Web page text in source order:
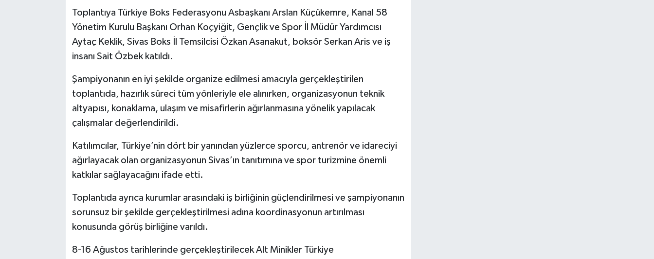
Toplantıya Türkiye Boks Federasyonu Asbaşkanı Arslan Küçükemre, Kanal 58
Yönetim Kurulu Başkanı Orhan Koçyiğit, Gençlik ve Spor İl Müdür Yardımcısı
Aytaç Keklik, Sivas Boks İl Temsilcisi Özkan Asanakut, boksör Serkan Aris ve iş
insanı Sait Özbek katıldı.
Şampiyonanın en iyi şekilde organize edilmesi amacıyla gerçekleştirilen
toplantıda, hazırlık süreci tüm yönleriyle ele alınırken, organizasyonun teknik
altyapısı, konaklama, ulaşım ve misafirlerin ağırlanmasına yönelik yapılacak
çalışmalar değerlendirildi.
Katılımcılar, Türkiye’nin dört bir yanından yüzlerce sporcu, antrenör ve idareciyi
ağırlayacak olan organizasyonun Sivas’ın tanıtımına ve spor turizmine önemli
katkılar sağlayacağını ifade etti.
Toplantıda ayrıca kurumlar arasındaki iş birliğinin güçlendirilmesi ve şampiyonanın
sorunsuz bir şekilde gerçekleştirilmesi adına koordinasyonun artırılması
konusunda görüş birliğine varıldı.
8-16 Ağustos tarihlerinde gerçekleştirilecek Alt Minikler Türkiye